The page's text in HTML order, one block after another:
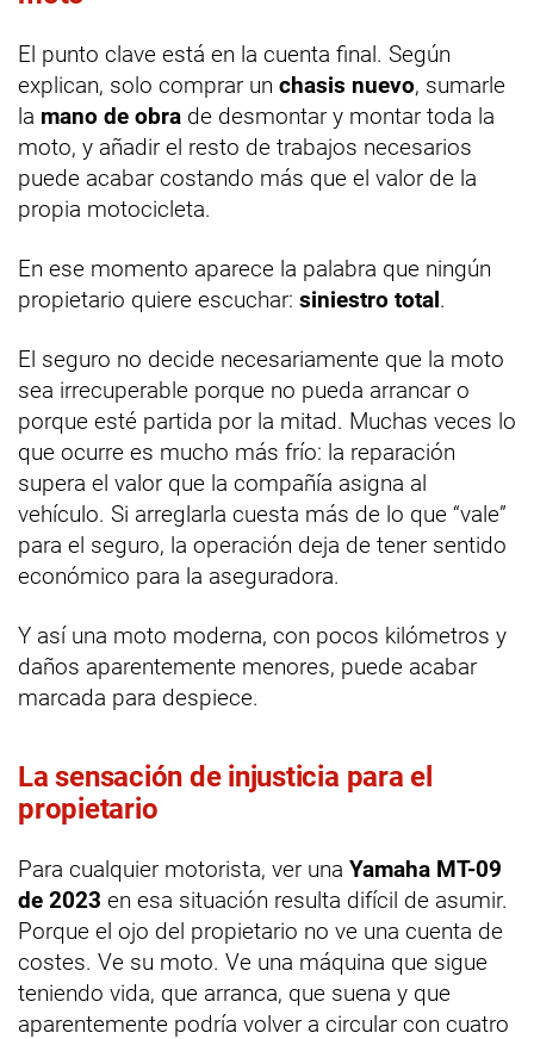
El punto clave está en la cuenta final. Según
explican, solo comprar un chasis nuevo, sumarle
la mano de obra de desmontar y montar toda la
moto, y añadir el resto de trabajos necesarios
puede acabar costando más que el valor de la
propia motocicleta.
En ese momento aparece la palabra que ningún
propietario quiere escuchar: siniestro total.
El seguro no decide necesariamente que la moto
sea irrecuperable porque no pueda arrancar o
porque esté partida por la mitad. Muchas veces lo
que ocurre es mucho más frío: la reparación
supera el valor que la compañía asigna al
vehículo. Si arreglarla cuesta más de lo que “vale”
para el seguro, la operación deja de tener sentido
económico para la aseguradora.
Y así una moto moderna, con pocos kilómetros y
daños aparentemente menores, puede acabar
marcada para despiece.
La sensación de injusticia para el
propietario
Para cualquier motorista, ver una Yamaha MT-09
de 2023 en esa situación resulta difícil de asumir.
Porque el ojo del propietario no ve una cuenta de
costes. Ve su moto. Ve una máquina que sigue
teniendo vida, que arranca, que suena y que
aparentemente podría volver a circular con cuatro